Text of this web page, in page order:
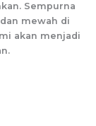
Sempurna
mewah di
akan menjadi